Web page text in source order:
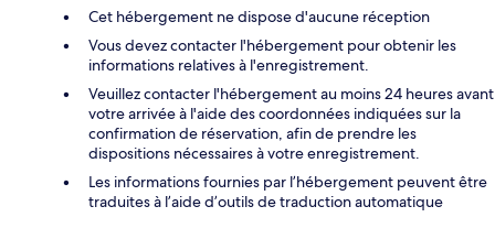
Cet hébergement ne dispose d'aucune réception
Vous devez contacter l'hébergement pour obtenir les
informations relatives à l'enregistrement.
Veuillez contacter l'hébergement au moins 24 heures avant
votre arrivée à l'aide des coordonnées indiquées sur la
confirmation de réservation, afin de prendre les
dispositions nécessaires à votre enregistrement.
Les informations fournies par l’hébergement peuvent être
traduites à l’aide d’outils de traduction automatique